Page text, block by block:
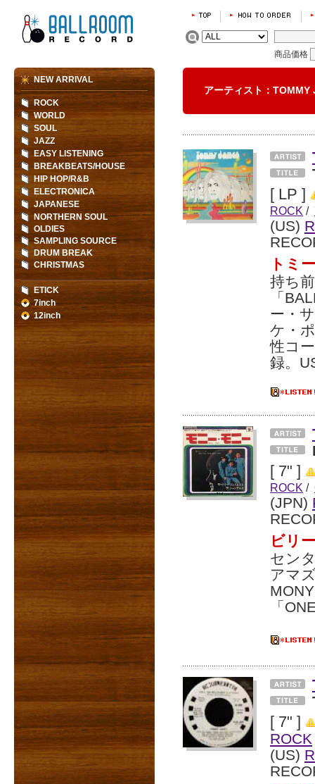
商品価格
アーティスト：
[ LP ]
ROCK /
(US)
トミ
持ち
「
ー・
ケ・
性コ
録。
[ 7" ]
ROCK /
(JPN)
ビリ
セン
アマ
「
[ 7" ]
ROCK
(US)
NEW ARRIVAL
ROCK
WORLD
SOUL
JAZZ
EASY LISTENING
BREAKBEATS/HOUSE
HIP HOP/R&B
ELECTRONICA
JAPANESE
NORTHERN SOUL
OLDIES
SAMPLING SOURCE
DRUM BREAK
CHRISTMAS
ETICK
7inch
12inch